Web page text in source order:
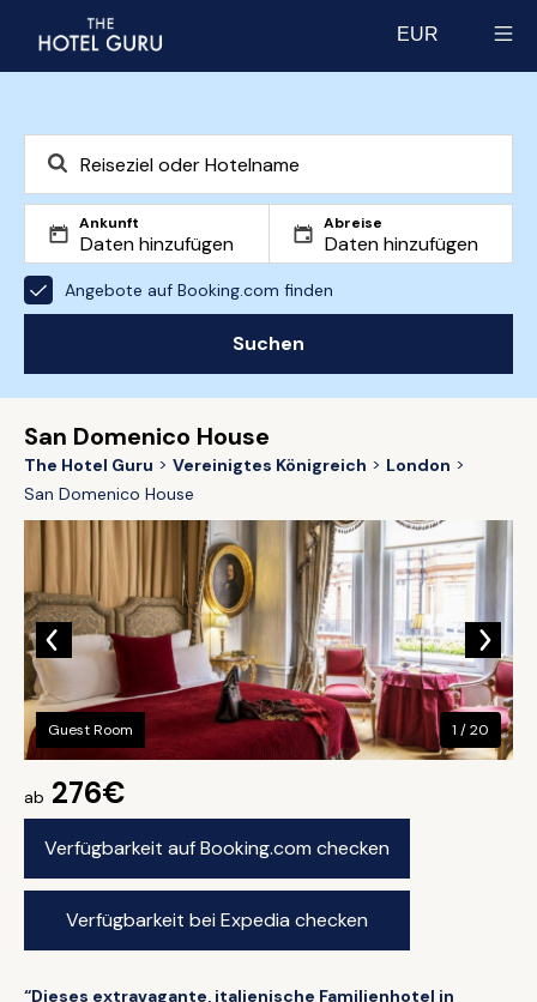
EUR
Ankunft Abreise
Angebote auf Booking.com finden
Suchen
San Domenico House
The Hotel Guru Vereinigtes Königreich
London
San Domenico House
ab 276€
Verfügbarkeit auf Booking.com checken
Verfügbarkeit bei Expedia checken
Guest Room 1 / 20
“Dieses extravagante, italienische Familienhotel in